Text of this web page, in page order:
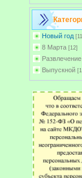
Новый год
8 Марта [12]
Выпускной